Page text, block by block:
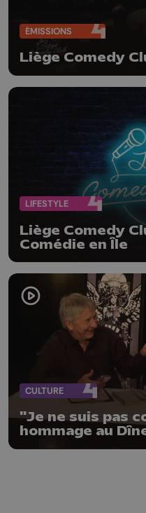
ÉMISSIONS
Liège Comedy
LIFESTYLE
Liège Comedy
Comédie en Île
CULTURE
"Je ne suis pas
hommage au